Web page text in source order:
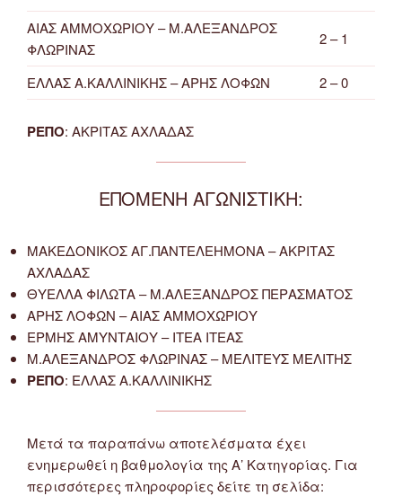
ΑΙΑΣ ΑΜΜΟΧΩΡΙΟΥ – Μ.ΑΛΕΞΑΝΔΡΟΣ
ΦΛΩΡΙΝΑΣ
2 – 1
ΕΛΛΑΣ Α.ΚΑΛΛΙΝΙΚΗΣ – ΑΡΗΣ ΛΟΦΩΝ 2 – 0
ΡΕΠΟ: ΑΚΡΙΤΑΣ ΑΧΛΑΔΑΣ
ΕΠΟΜΕΝΗ ΑΓΩΝΙΣΤΙΚΗ:
ΜΑΚΕΔΟΝΙΚΟΣ ΑΓ.ΠΑΝΤΕΛΕΗΜΟΝΑ – ΑΚΡΙΤΑΣ
ΑΧΛΑΔΑΣ
ΘΥΕΛΛΑ ΦΙΛΩΤΑ – Μ.ΑΛΕΞΑΝΔΡΟΣ ΠΕΡΑΣΜΑΤΟΣ
ΑΡΗΣ ΛΟΦΩΝ – ΑΙΑΣ ΑΜΜΟΧΩΡΙΟΥ
ΕΡΜΗΣ ΑΜΥΝΤΑΙΟΥ – ΙΤΕΑ ΙΤΕΑΣ
Μ.ΑΛΕΞΑΝΔΡΟΣ ΦΛΩΡΙΝΑΣ – ΜΕΛΙΤΕΥΣ ΜΕΛΙΤΗΣ
ΡΕΠΟ: ΕΛΛΑΣ Α.ΚΑΛΛΙΝΙΚΗΣ
Μετά τα παραπάνω αποτελέσματα έχει
ενημερωθεί η βαθμολογία της Α’ Κατηγορίας. Για
περισσότερες πληροφορίες δείτε τη σελίδα: